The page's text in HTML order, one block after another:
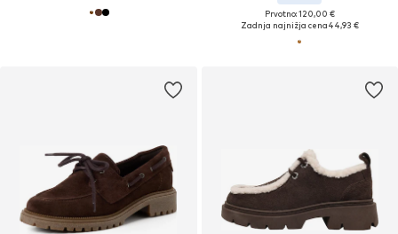
Prvotno: 120,00 €
Zadnja najnižja cena44,93 €